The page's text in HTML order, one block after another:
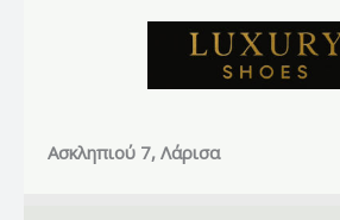
Ασκληπιού 7, Λάρισα